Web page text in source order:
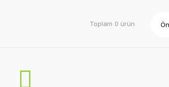
Toplam 0 ürün